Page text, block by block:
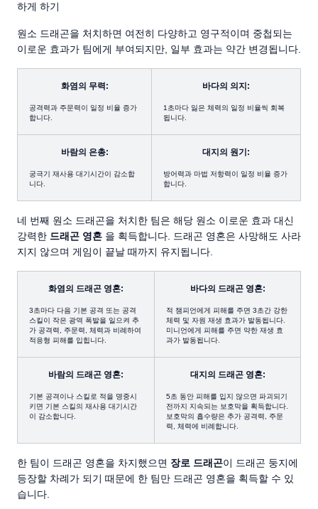
하게 하기
원소 드래곤을 처치하면 여전히 다양하고 영구적이며 중첩되는
이로운 효과가 팀에게 부여되지만, 일부 효과는 약간 변경됩니다.
화염의 무력:
공격력과 주문력이 일정 비율 증가
합니다.
바다의 의지:
1초마다 잃은 체력의 일정 비율씩 회복
됩니다.
바람의 은총:
궁극기 재사용 대기시간이 감소합
니다.
대지의 원기:
방어력과 마법 저항력이 일정 비율 증가
합니다.
네 번째 원소 드래곤을 처치한 팀은 해당 원소 이로운 효과 대신
강력한 드래곤 영혼 을 획득합니다. 드래곤 영혼은 사망해도 사라
지지 않으며 게임이 끝날 때까지 유지됩니다.
화염의 드래곤 영혼:
3초마다 다음 기본 공격 또는 공격
스킬이 작은 광역 폭발을 일으켜 추
가 공격력, 주문력, 체력과 비례하여
적응형 피해를 입힙니다.
바다의 드래곤 영혼:
적 챔피언에게 피해를 주면 3초간 강한
체력 및 자원 재생 효과가 발동됩니다.
미니언에게 피해를 주면 약한 재생 효
과가 발동됩니다.
바람의 드래곤 영혼:
기본 공격이나 스킬로 적을 명중시
키면 기본 스킬의 재사용 대기시간
이 감소합니다.
대지의 드래곤 영혼:
5초 동안 피해를 입지 않으면 파괴되기
전까지 지속되는 보호막을 획득합니다.
보호막의 흡수량은 추가 공격력, 주문
력, 체력에 비례합니다.
한 팀이 드래곤 영혼을 차지했으면 장로 드래곤이 드래곤 둥지에
등장할 차례가 되기 때문에 한 팀만 드래곤 영혼을 획득할 수 있
습니다.